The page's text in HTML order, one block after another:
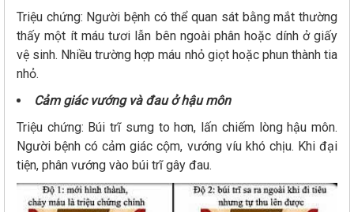
Triệu chứng: Người bệnh có thể quan sát bằng mắt thường
thấy một ít máu tươi lẫn bên ngoài phân hoặc dính ở giấy
vệ sinh. Nhiều trường hợp máu nhỏ giọt hoặc phun thành tia
nhỏ.
Cảm giác vướng và đau ở hậu môn
Triệu chứng: Búi trĩ sưng to hơn, lấn chiếm lòng hậu môn.
Người bệnh có cảm giác cộm, vướng víu khó chịu. Khi đại
tiện, phân vướng vào búi trĩ gây đau.